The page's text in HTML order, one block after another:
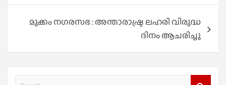
മുക്കം നഗരസഭ : അന്താരാഷ്ട്ര ലഹരി വിരുദ്ധ
ദിനം ആചരിച്ചു